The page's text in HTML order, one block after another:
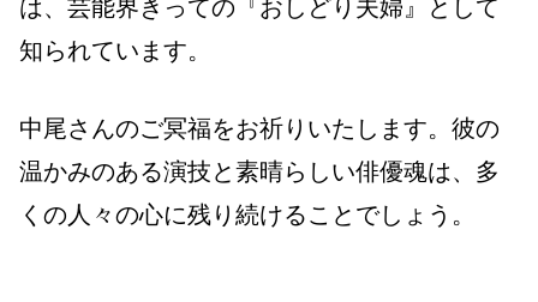
は、芸能界きっての『おしどり夫婦』として
知られています。
中尾さんのご冥福をお祈りいたします。彼の
温かみのある演技と素晴らしい俳優魂は、多
くの人々の心に残り続けることでしょう。